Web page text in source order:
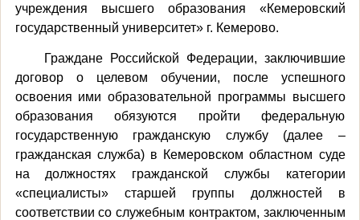
учреждения высшего образования «Кемеровский
государственный университет» г. Кемерово.
Граждане Российской Федерации, заключившие
договор о целевом обучении, после успешного
освоения ими образовательной программы высшего
образования обязуются пройти федеральную
государственную гражданскую службу (далее –
гражданская служба) в Кемеровском областном суде
на должностях гражданской службы категории
«специалисты» старшей группы должностей в
соответствии со служебным контрактом, заключенным